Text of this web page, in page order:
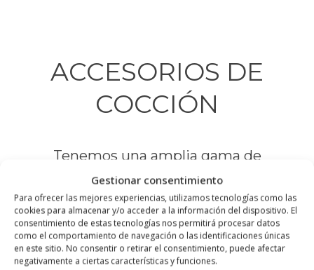
Gestionar consentimiento
Para ofrecer las mejores experiencias, utilizamos tecnologías como las
cookies para almacenar y/o acceder a la información del dispositivo. El
consentimiento de estas tecnologías nos permitirá procesar datos
como el comportamiento de navegación o las identificaciones únicas
en este sitio. No consentir o retirar el consentimiento, puede afectar
negativamente a ciertas características y funciones.
ACCESORIOS DE
COCCIÓN
Tenemos una amplia gama de
accesorios de cocción para que
cocinar sea más fácil y cómodo.
Sartenes
Ollas Express
Cazos